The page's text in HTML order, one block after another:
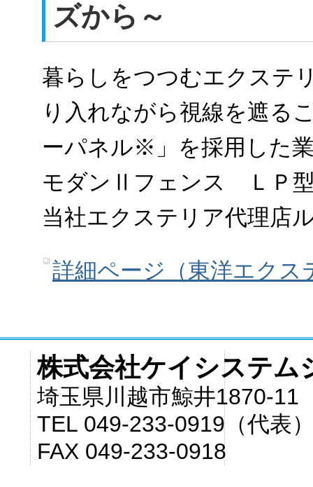
ズから～
暮らしをつつむエクステ
り入れながら視線を遮る
ーパネル※」を採用した
モダンⅡフェンス ＬＰ型
当社エクステリア代理店
詳細ページ（東洋エクス
株式会社ケイシステム
埼玉県川越市鯨井1870-11
TEL 049-233-0919（代表
FAX 049-233-0918